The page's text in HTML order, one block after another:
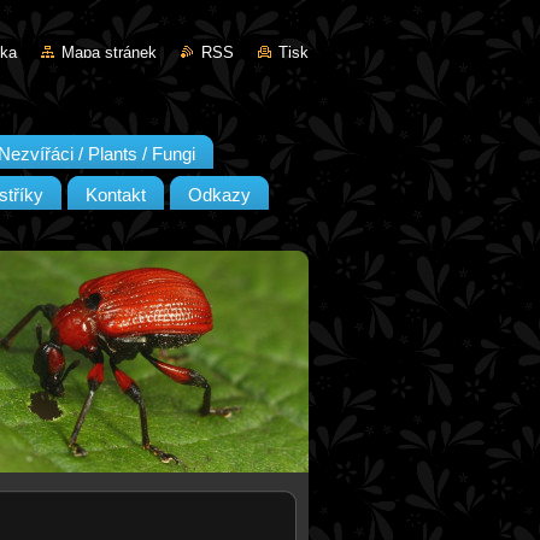
Mapa stránek RSS Tisk
/ Plants / Fungi
Kontakt Odkazy